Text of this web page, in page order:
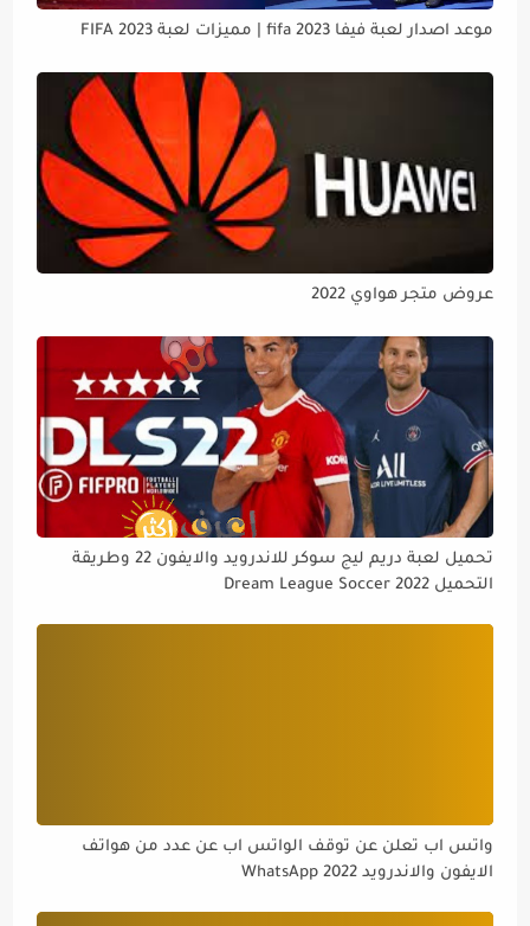
موعد اصدار لعبة فيفا 2023 fifa | مميزات لعبة FIFA 2023
عروض متجر هواوي 2022
تحميل لعبة دريم ليج سوكر للاندرويد والايفون 22 وطريقة
التحميل Dream League Soccer 2022
واتس اب تعلن عن توقف الواتس اب عن عدد من هواتف
الايفون والاندرويد WhatsApp 2022